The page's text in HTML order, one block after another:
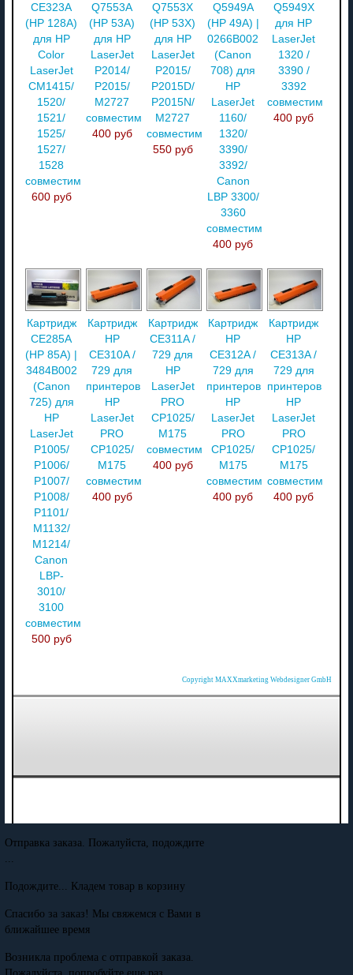
CE323A
(HP 128A)
для HP
Color
LaserJet
CM1415/
1520/
1521/
1525/
1527/
1528
совместимый
600 руб
Q7553A
(HP 53A)
для HP
LaserJet
P2014/
P2015/
M2727
совместимый
400 руб
Q7553X
(HP 53X)
для HP
LaserJet
P2015/
P2015D/
P2015N/
M2727
совместимый
550 руб
Q5949A
(HP 49A) |
0266B002
(Canon
708) для
HP
LaserJet
1160/
1320/
3390/
3392/
Canon
LBP 3300/
3360
совместимый
400 руб
Q5949X
для HP
LaserJet
1320 /
3390 /
3392
совместимый
400 руб
Картридж
CE285A
(HP 85A) |
3484B002
(Canon
725) для
HP
LaserJet
P1005/
P1006/
P1007/
P1008/
P1101/
M1132/
M1214/
Canon
LBP-
3010/
3100
совместимый
500 руб
Картридж
HP
CE310A /
729 для
принтеров
HP
LaserJet
PRO
CP1025/
M175
совместимый
400 руб
Картридж
CE311A /
729 для
HP
LaserJet
PRO
CP1025/
M175
совместимый
400 руб
Картридж
HP
CE312A /
729 для
принтеров
HP
LaserJet
PRO
CP1025/
M175
совместимый
400 руб
Картридж
HP
CE313A /
729 для
принтеров
HP
LaserJet
PRO
CP1025/
M175
совместимый
400 руб
Copyright MAXXmarketing Webdesigner GmbH
Отправка заказа. Пожалуйста, подождите
...
Подождите... Кладем товар в корзину
Спасибо за заказ! Мы свяжемся с Вами в
ближайшее время
Возникла проблема с отправкой заказа.